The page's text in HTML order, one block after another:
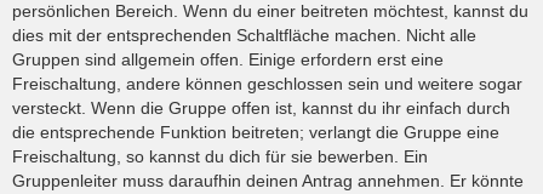
persönlichen Bereich. Wenn du einer beitreten möchtest, kannst du
dies mit der entsprechenden Schaltfläche machen. Nicht alle
Gruppen sind allgemein offen. Einige erfordern erst eine
Freischaltung, andere können geschlossen sein und weitere sogar
versteckt. Wenn die Gruppe offen ist, kannst du ihr einfach durch
die entsprechende Funktion beitreten; verlangt die Gruppe eine
Freischaltung, so kannst du dich für sie bewerben. Ein
Gruppenleiter muss daraufhin deinen Antrag annehmen. Er könnte